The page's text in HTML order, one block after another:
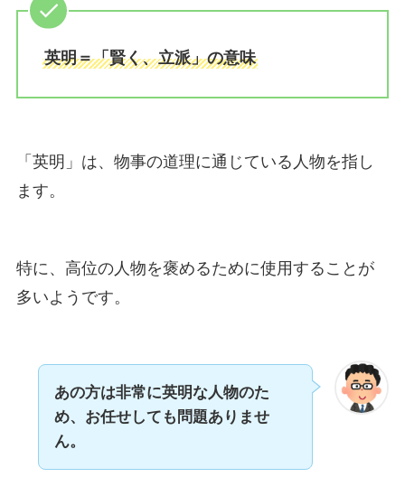
英明＝「賢く、立派」の意味
「英明」は、物事の道理に通じている人物を指し
ます。
特に、高位の人物を褒めるために使用することが
多いようです。
あの方は非常に英明な人物のた
め、お任せしても 問題ありませ
ん。